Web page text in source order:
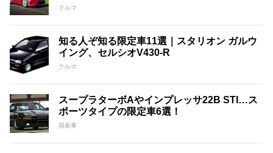
クルマ
知る人ぞ知る限定車11選｜スタリオン ガルウ
イング、セルシオV430-R
クルマ
スープラターボAやインプレッサ22B STI…ス
ポーツタイプの限定車6選！
国産車